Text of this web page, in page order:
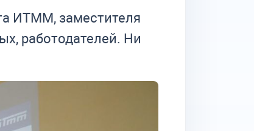
ИТММ, за­ме­сти­те­ля
ра­бо­то­да­те­лей. Ни